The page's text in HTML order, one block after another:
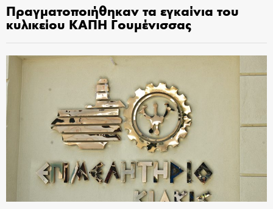
Πραγματοποιήθηκαν τα εγκαίνια του
κυλικείου ΚΑΠΗ Γουμένισσας